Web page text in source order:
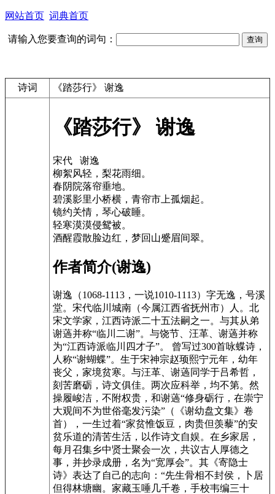
网站首页 词典首页
请输入您要查询的词句：
诗词 《踏莎行》 谢逸
《踏莎行》 谢逸
宋代 谢逸
柳絮风轻，梨花雨细。
春阴院落帘垂地。
碧溪影里小桥横，青帘市上孤烟起。
镜约关情，琴心破睡。
轻寒漠漠侵鸳被。
酒醒霞散脸边红，梦回山蹙眉间翠。
作者简介(谢逸)
谢逸（1068-1113，一说1010-1113）字无逸，号溪
堂。宋代临川城南（今属江西省抚州市）人。北
宋文学家，江西诗派二十五法嗣之一。与其从弟
谢薖并称“临川二谢”。与饶节、汪革、谢薖并称
为“江西诗派临川四才子”。 曾写过300首咏蝶诗，
人称“谢蝴蝶”。生于宋神宗赵顼熙宁元年，幼年
丧父，家境贫寒。与汪革、谢薖同学于吕希哲，
刻苦磨砺，诗文俱佳。两次应科举，均不第。然
操履峻洁，不附权贵，和谢薖“修身砺行，在崇宁
大观间不为世俗毫发污染”（《谢幼盘文集》卷
首），一生过着“家贫惟饭豆，肉贵但羡藜”的安
贫乐道的清苦生活，以作诗文自娱。在乡家居，
每月召集乡中贤士聚会一次，共议古人厚德之
事，并抄录成册，名为“宽厚会”。其《寄隐士
诗》表达了自己的志向：“先生骨相不封侯，卜居
但得林塘幽。家藏玉唾几千卷，手校韦编三十